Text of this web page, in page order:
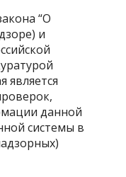
“О
и
является
данной
системы в